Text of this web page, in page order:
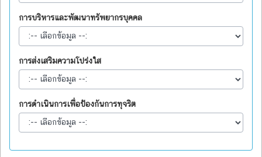
การบริหารและพัฒนาทรัพยากรบุคคล
การส่งเสริมความโปร่งใส
การดำเนินการเพื่อป้องกันการทุจริต